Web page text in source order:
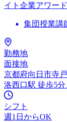
イト企業アワー
集団授業講
勤務地
面接地
京都府向日市寺
洛西口駅 徒歩5
シフト
週1日からOK